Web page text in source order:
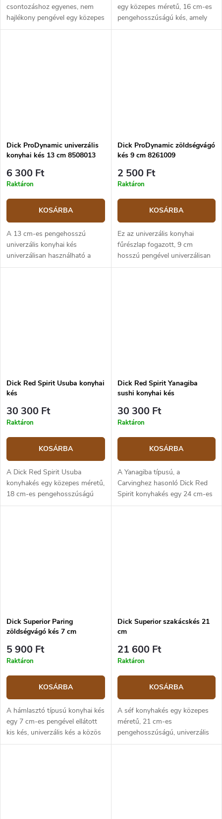
csontozáshoz egyenes, nem
hajlékony pengével egy közepes
méretű, 13 cm-es
egy közepes méretű, 16 cm-es
pengehosszúságú kés, amely
zöldségek és húsok
Dick ProDynamic univerzális
konyhai kés 13 cm 8508013
6 300 Ft
Raktáron
KOSÁRBA
A 13 cm-es pengehosszú
univerzális konyhai kés
univerzálisan használható a
konyhában, például hús,
Dick ProDynamic zöldségvágó
kés 9 cm 8261009
2 500 Ft
Raktáron
KOSÁRBA
Ez az univerzális konyhai
fűrészlap fogazott, 9 cm
hosszú pengével univerzálisan
használható a konyhában
Dick Red Spirit Usuba konyhai
kés
30 300 Ft
Raktáron
KOSÁRBA
A Dick Red Spirit Usuba
konyhakés egy közepes méretű,
18 cm-es pengehosszúságú
kés zöldségek feldolgozására. A
Dick Red Spirit Yanagiba
sushi konyhai kés
30 300 Ft
Raktáron
KOSÁRBA
A Yanagiba típusú, a
Carvinghez hasonló Dick Red
Spirit konyhakés egy 24 cm-es
pengével ellátott, nagyméretű
Dick Superior Paring
zöldségvágó kés 7 cm
5 900 Ft
Raktáron
KOSÁRBA
A hámlasztó típusú konyhai kés
egy 7 cm-es pengével ellátott
kis kés, univerzális kés a közös
konyhai tevékenységekhez,
Dick Superior szakácskés 21
cm
21 600 Ft
Raktáron
KOSÁRBA
A séf konyhakés egy közepes
méretű, 21 cm-es
pengehosszúságú, univerzális
konyhai felhasználású, zöldség